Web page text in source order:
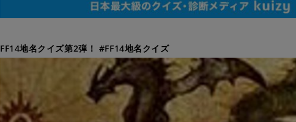
FF14地名クイズ第2弾！ #FF14地名クイズ